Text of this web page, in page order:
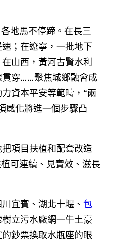
地馬不停蹄。在長三
；在遼寧，一批地下
山西，黃河古賢水利
貫穿……聚焦城鄉融會成
資本平安等範疇，“兩
感化將進一個步驟凸
項目扶植和配套改造
可連續、見實效、滋長
宜賓、湖北十堰、 包
立污水廠網一牛土豪
鈔票換取水瓶座的眼